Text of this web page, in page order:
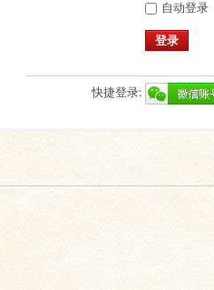
自动登录
登录
快捷登录: